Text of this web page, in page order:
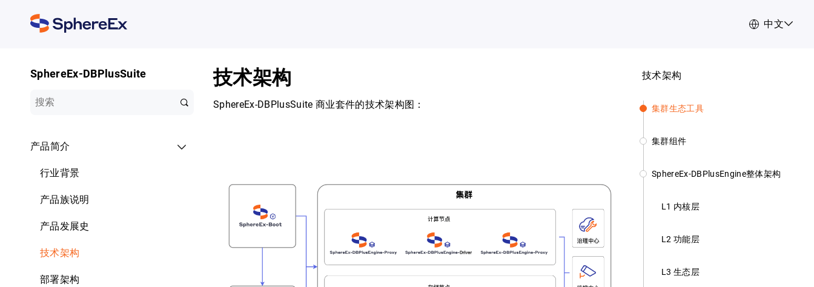
中文
SphereEx-DBPlusSuite
产品简介
行业背景
产品族说明
产品发展史
技术架构
部署架构
技术架构
SphereEx-DBPlusSuite 商业套件的技术架构图：
技术架构
集群生态工具
集群组件
SphereEx-DBPlusEngine整体架构
L1 内核层
L2 功能层
L3 生态层